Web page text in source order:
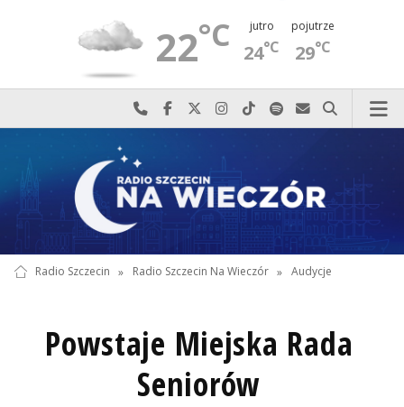
22°C jutro
24°C
pojutrze
29°C
Najlepiej po prostu do nas zadzwoń
Odwiedź nas na Facebook-u
Odwiedź nas na X
Odwiedź nas na Instagram-ie
Odwiedź nas na TikTok-u
Szukaj nas na Spotify
Wyślij do nas
Szukaj
Radio Szczecin » Radio Szczecin Na Wieczór » Audycje
Powstaje Miejska Rada
Seniorów